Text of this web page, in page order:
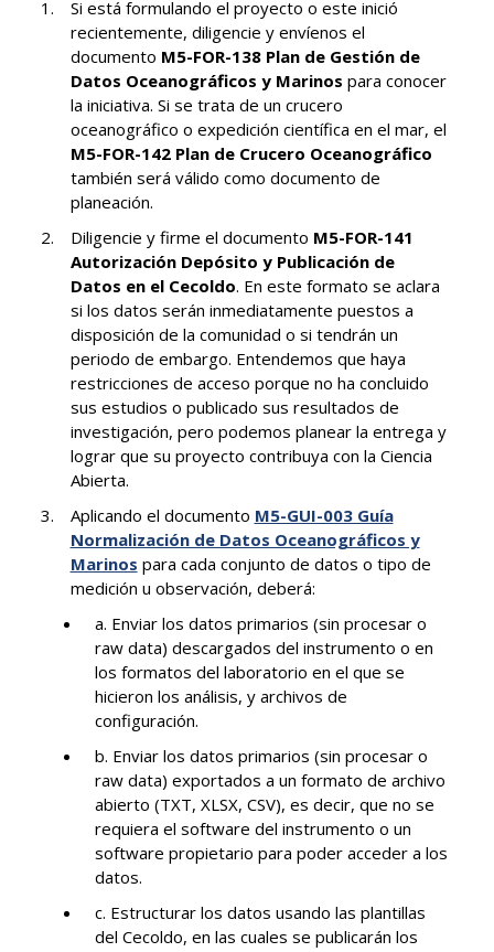
Si está formulando el proyecto o este inició
recientemente, diligencie y envíenos el
documento M5-FOR-138 Plan de Gestión de
Datos Oceanográficos y Marinos para conocer
la iniciativa. Si se trata de un crucero
oceanográfico o expedición científica en el mar, el
M5-FOR-142 Plan de Crucero Oceanográfico
también será válido como documento de
planeación.
Diligencie y firme el documento M5-FOR-141
Autorización Depósito y Publicación de
Datos en el Cecoldo. En este formato se aclara
si los datos serán inmediatamente puestos a
disposición de la comunidad o si tendrán un
periodo de embargo. Entendemos que haya
restricciones de acceso porque no ha concluido
sus estudios o publicado sus resultados de
investigación, pero podemos planear la entrega y
lograr que su proyecto contribuya con la Ciencia
Abierta.
Aplicando el documento M5-GUI-003 Guía
Normalización de Datos Oceanográficos y
Marinos para cada conjunto de datos o tipo de
medición u observación, deberá:
a. Enviar los datos primarios (sin procesar o
raw data) descargados del instrumento o en
los formatos del laboratorio en el que se
hicieron los análisis, y archivos de
configuración.
b. Enviar los datos primarios (sin procesar o
raw data) exportados a un formato de archivo
abierto (TXT, XLSX, CSV), es decir, que no se
requiera el software del instrumento o un
software propietario para poder acceder a los
datos.
c. Estructurar los datos usando las plantillas
del Cecoldo, en las cuales se publicarán los